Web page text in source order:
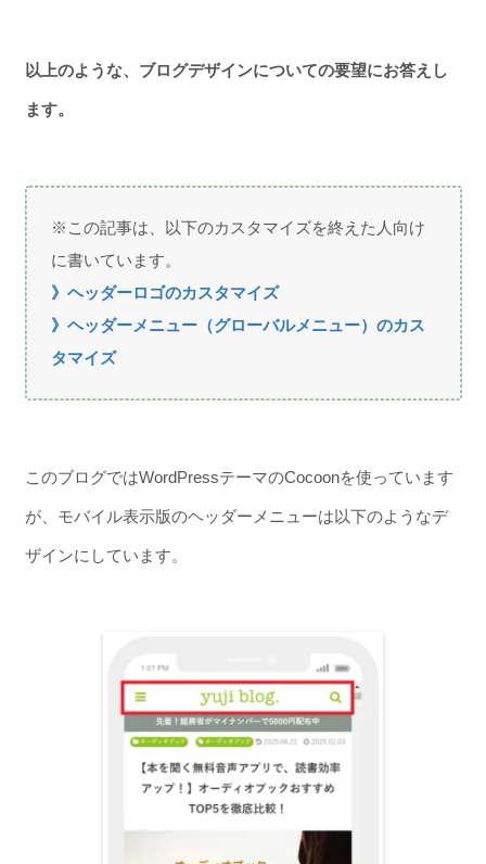
以上のような、ブログデザインについての要望にお答えし
ます。
※この記事は、以下のカスタマイズを終えた人向け
に書いています。
》ヘッダーロゴのカスタマイズ
》ヘッダーメニュー（グローバルメニュー）のカス
タマイズ
このブログではWordPressテーマのCocoonを使っています
が、モバイル表示版のヘッダーメニューは以下のようなデ
ザインにしています。